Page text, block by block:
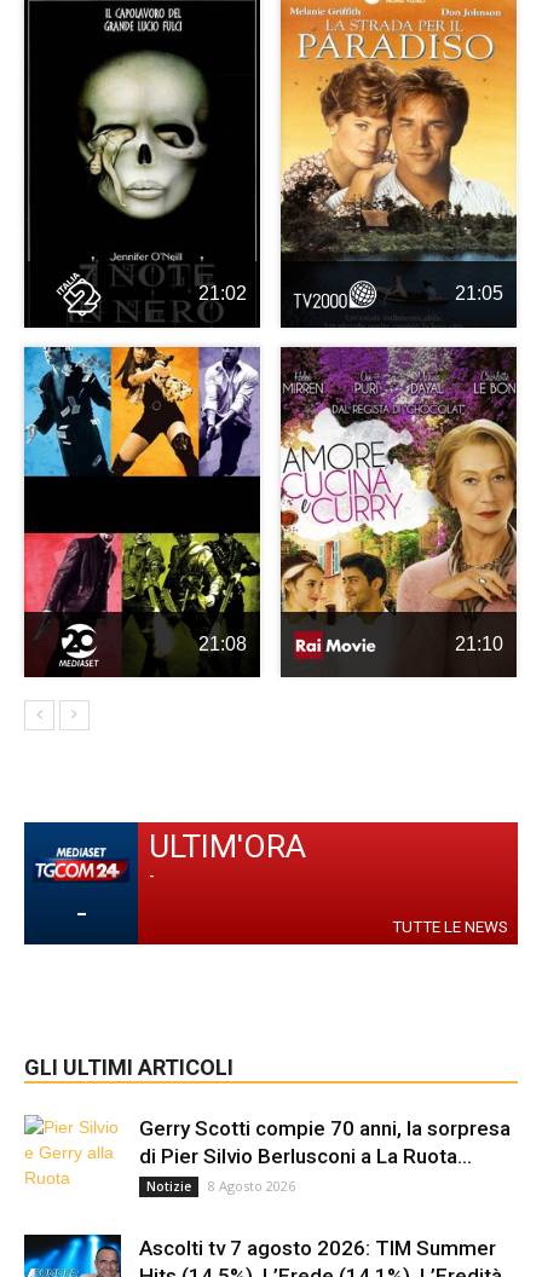
21:02 21:05
21:08 21:10
-
ULTIM'ORA
-
TUTTE LE NEWS
GLI ULTIMI ARTICOLI
Gerry Scotti compie 70 anni, la sorpresa
di Pier Silvio Berlusconi a La Ruota...
Notizie 8 Agosto 2026
Ascolti tv 7 agosto 2026: TIM Summer